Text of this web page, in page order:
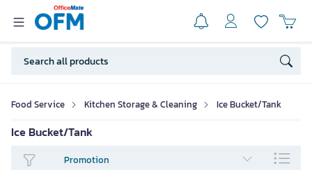
Food Service Kitchen Storage & Cleaning Ice Bucket/Tank
Ice Bucket/Tank
Promotion